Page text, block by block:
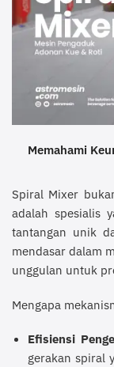
Memahami
Spiral Mixer
adalah spesialis
tantangan unik
mendasar dalam
unggulan untuk
Mengapa
Efisiensi
gerakan spiral